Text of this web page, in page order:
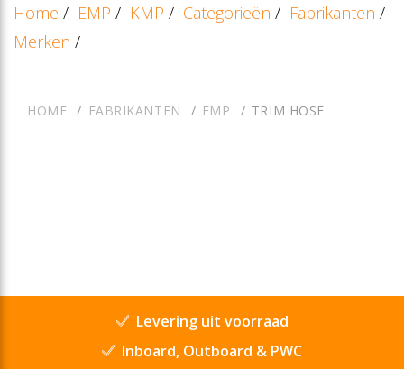
Home / EMP / KMP / Categorieën / Fabrikanten /
Merken /
HOME FABRIKANTEN EMP TRIM HOSE
Levering uit voorraad
Inboard, Outboard & PWC